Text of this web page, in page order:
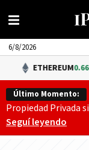
6/8/2026
0.66%$1,910.16
Último Momento:
Propiedad Privada
Seguí leyendo